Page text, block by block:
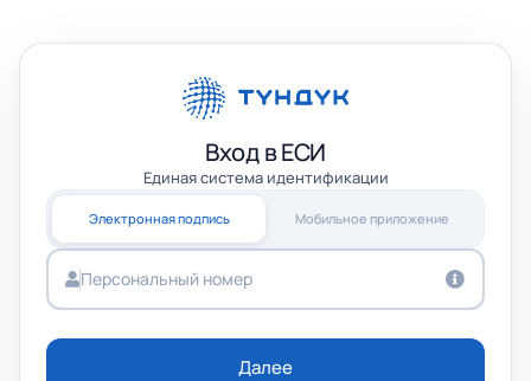
Вход в ЕСИ
Единая система идентификации
Электронная подпись Мобильное приложение
Далее